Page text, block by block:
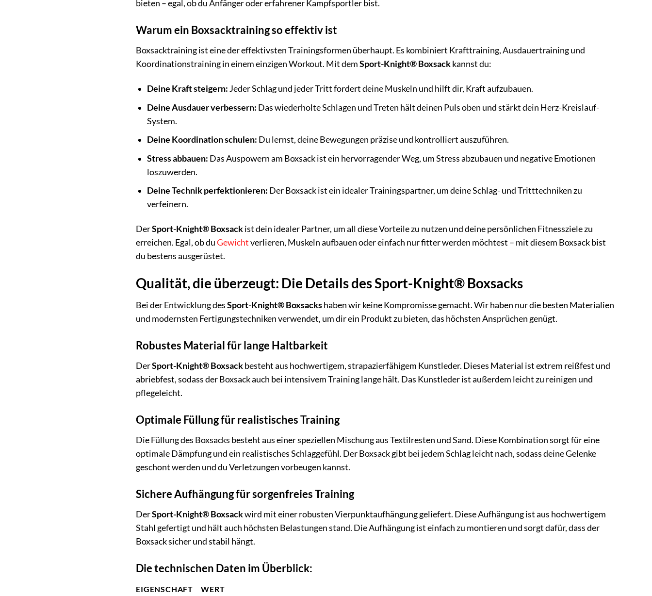
bieten – egal, ob du Anfänger oder erfahrener Kampfsportler bist.
Warum ein Boxsacktraining so effektiv ist
Boxsacktraining ist eine der effektivsten Trainingsformen überhaupt. Es kombiniert Krafttraining, Ausdauertraining und
Koordinationstraining in einem einzigen Workout. Mit demSport-Knight® Boxsackkannst du:
Deine Kraft steigern: Jeder Schlag und jeder Tritt fordert deine Muskeln und hilft dir, Kraft aufzubauen.
Deine Ausdauer verbessern: Das wiederholte Schlagen und Treten hält deinen Puls oben und stärkt dein Herz-Kreislauf-
System.
Deine Koordination schulen: Du lernst, deine Bewegungen präzise und kontrolliert auszuführen.
Stress abbauen: Das Auspowern am Boxsack ist ein hervorragender Weg, um Stress abzubauen und negative Emotionen
loszuwerden.
Deine Technik perfektionieren: Der Boxsack ist ein idealer Trainingspartner, um deine Schlag- und Tritttechniken zu
verfeinern.
DerSport-Knight® Boxsackist dein idealer Partner, um all diese Vorteile zu nutzen und deine persönlichen Fitnessziele zu
erreichen. Egal, ob duGewichtverlieren, Muskeln aufbauen oder einfach nur fitter werden möchtest – mit diesem Boxsack bist
du bestens ausgerüstet.
Qualität, die überzeugt: Die Details des Sport-Knight® Boxsacks
Bei der Entwicklung desSport-Knight® Boxsackshaben wir keine Kompromisse gemacht. Wir haben nur die besten Materialien
und modernsten Fertigungstechniken verwendet, um dir ein Produkt zu bieten, das höchsten Ansprüchen genügt.
Robustes Material für lange Haltbarkeit
DerSport-Knight® Boxsackbesteht aus hochwertigem, strapazierfähigem Kunstleder. Dieses Material ist extrem reißfest und
abriebfest, sodass der Boxsack auch bei intensivem Training lange hält. Das Kunstleder ist außerdem leicht zu reinigen und
pflegeleicht.
Optimale Füllung für realistisches Training
Die Füllung des Boxsacks besteht aus einer speziellen Mischung aus Textilresten und Sand. Diese Kombination sorgt für eine
optimale Dämpfung und ein realistisches Schlaggefühl. Der Boxsack gibt bei jedem Schlag leicht nach, sodass deine Gelenke
geschont werden und du Verletzungen vorbeugen kannst.
Sichere Aufhängung für sorgenfreies Training
DerSport-Knight® Boxsackwird mit einer robusten Vierpunktaufhängung geliefert. Diese Aufhängung ist aus hochwertigem
Stahl gefertigt und hält auch höchsten Belastungen stand. Die Aufhängung ist einfach zu montieren und sorgt dafür, dass der
Boxsack sicher und stabil hängt.
Die technischen Daten im Überblick:
EIGENSCHAFT
WERT